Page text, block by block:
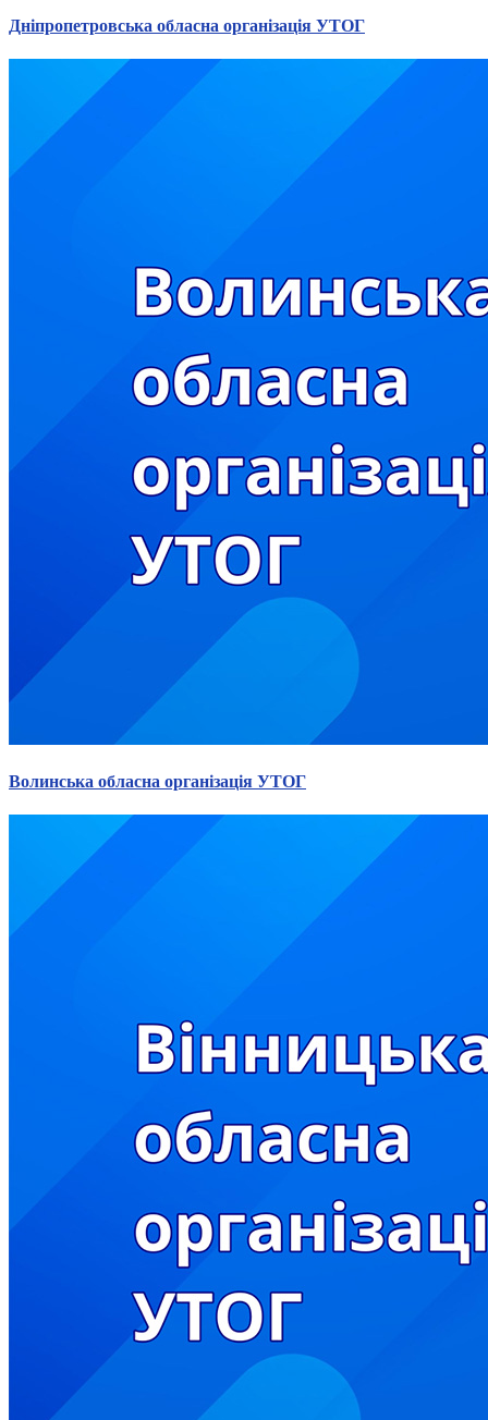
Дніпропетровська обласна організація УТОГ
Волинська обласна організація УТОГ